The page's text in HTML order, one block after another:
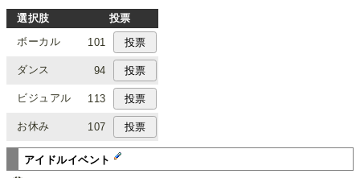
選択肢
投票
ボーカル
101
ダンス 94
ビジュアル 113
お休み 107
アイドルイベント